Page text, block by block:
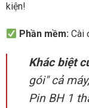
kiện!
Phần mềm: Cài
Khác biệt
gói" cả
Pin BH 1